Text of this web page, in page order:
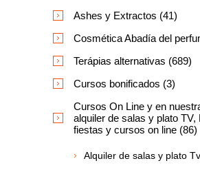
Ashes y Extractos (41)
Cosmética Abadía del
Terápias alternativas (689)
Cursos bonificados (3)
Cursos On Line y en
alquiler de salas y plato TV,
fiestas y cursos on line (86)
Alquiler de salas y plato